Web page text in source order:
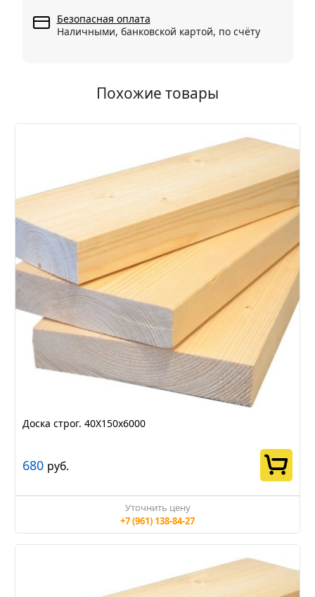
Безопасная оплата
Наличными, банковской картой, по счёту
Похожие товары
Доска строг. 40Х150х6000
680 руб.
Уточнить цену
+7 (961) 138-84-27